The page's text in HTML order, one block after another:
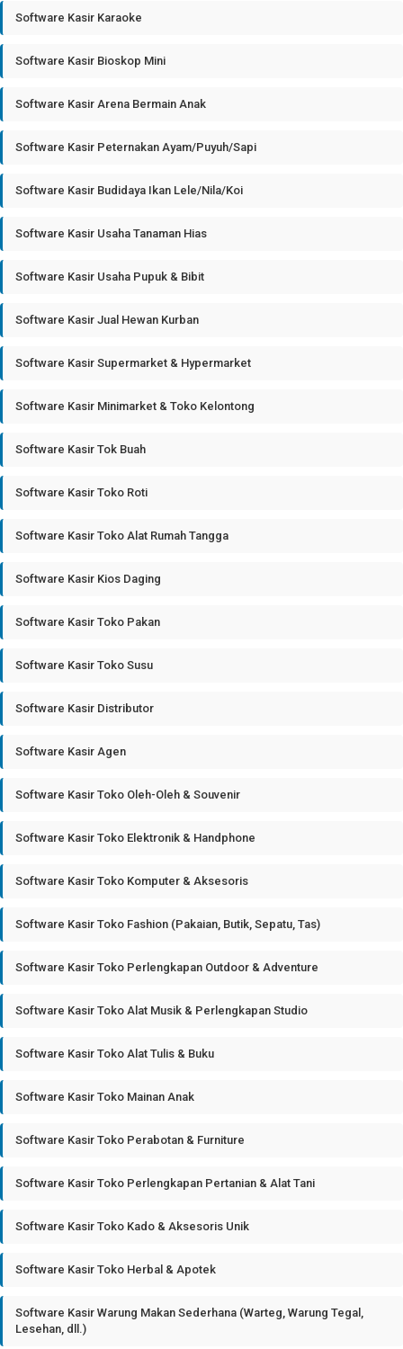
Software Kasir Karaoke
Software Kasir Bioskop Mini
Software Kasir Arena Bermain Anak
Software Kasir Peternakan Ayam/Puyuh/Sapi
Software Kasir Budidaya Ikan Lele/Nila/Koi
Software Kasir Usaha Tanaman Hias
Software Kasir Usaha Pupuk & Bibit
Software Kasir Jual Hewan Kurban
Software Kasir Supermarket & Hypermarket
Software Kasir Minimarket & Toko Kelontong
Software Kasir Tok Buah
Software Kasir Toko Roti
Software Kasir Toko Alat Rumah Tangga
Software Kasir Kios Daging
Software Kasir Toko Pakan
Software Kasir Toko Susu
Software Kasir Distributor
Software Kasir Agen
Software Kasir Toko Oleh-Oleh & Souvenir
Software Kasir Toko Elektronik & Handphone
Software Kasir Toko Komputer & Aksesoris
Software Kasir Toko Fashion (Pakaian, Butik, Sepatu, Tas)
Software Kasir Toko Perlengkapan Outdoor & Adventure
Software Kasir Toko Alat Musik & Perlengkapan Studio
Software Kasir Toko Alat Tulis & Buku
Software Kasir Toko Mainan Anak
Software Kasir Toko Perabotan & Furniture
Software Kasir Toko Perlengkapan Pertanian & Alat Tani
Software Kasir Toko Kado & Aksesoris Unik
Software Kasir Toko Herbal & Apotek
Software Kasir Warung Makan Sederhana (Warteg, Warung Tegal,
Lesehan, dll.)